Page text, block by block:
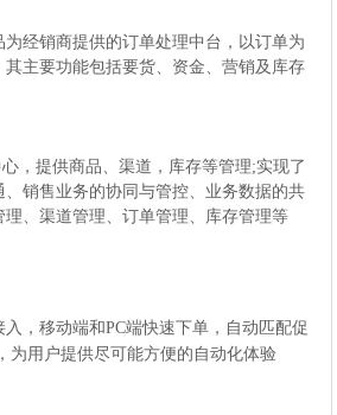
经销商提供的订单处理中台，以订单为
主要功能包括要货、资金、营销及库存
，提供商品、渠道，库存等管理;实现了
销售业务的协同与管控、业务数据的共
、渠道管理、订单管理、库存管理等
，移动端和PC端快速下单，自动匹配促
为用户提供尽可能方便的自动化体验